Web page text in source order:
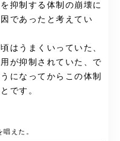
抑制する体制の崩壊に
であったと考えてい
はうまくいっていた、
が抑制されていた、で
になってからこの体制
です。
えた。